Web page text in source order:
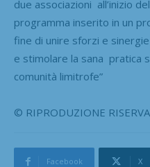
due associazioni all’inizio
programma inserito in un
fine di unire sforzi e
e stimolare la sana pratica
comunità limitrofe”
© RIPRODUZIONE
Facebook X